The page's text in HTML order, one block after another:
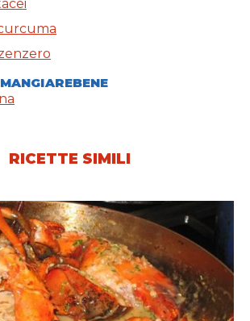
RICETTE SIMILI